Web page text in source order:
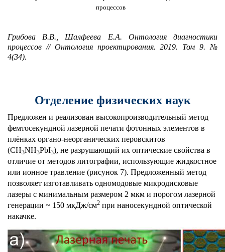
процессов
Грибова В.В., Шалфеева Е.А. Онтология диагностики
процессов // Онтология проектирования. 2019. Том 9. №
4(34).
Отделение физических наук
Предложен и реализован высокопроизводительный метод
фемтосекундной лазерной печати фотонных элементов в
плёнках органо-неорганических перовскитов
(CH3NH3PbI3), не разрушающий их оптические свойства в
отличие от методов литографии, использующие жидкостное
или ионное травление (рисунок 7). Предложенный метод
позволяет изготавливать одномодовые микродисковые
лазеры с минимальным размером 2 мкм и порогом лазерной
генерации ~ 150 мкДж/см2 при наносекундной оптической
накачке.